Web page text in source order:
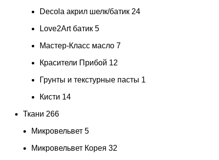
Decola акрил шелк/батик 24
Love2Art батик 5
Мастер-Класс масло 7
Красители Прибой 12
Грунты и текстурные пасты 1
Кисти 14
Ткани 266
Микровельвет 5
Микровельвет Корея 32